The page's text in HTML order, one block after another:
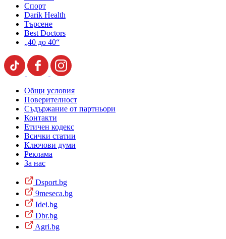
Спорт
Darik Health
Търсене
Best Doctors
„40 до 40“
Общи условия
Поверителност
Съдържание от партньори
Контакти
Етичен кодекс
Всички статии
Ключови думи
Реклама
За нас
Dsport.bg
9meseca.bg
Idei.bg
Dbr.bg
Agri.bg